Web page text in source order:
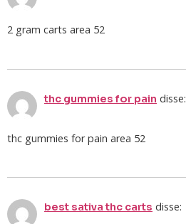
2 gram carts area 52
thc gummies for pain disse:
thc gummies for pain area 52
best sativa thc carts disse: